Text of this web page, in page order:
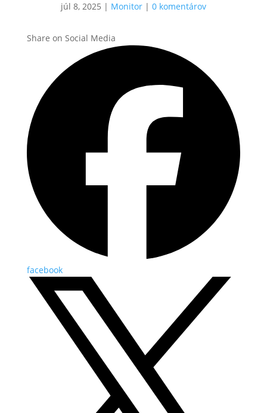
júl 8, 2025 | Monitor| 0 komentárov
Share on Social Media
facebook